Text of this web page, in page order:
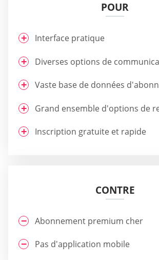
POUR
Interface pratique
Diverses options de
Vaste base de données
Grand ensemble d'options de
Inscription gratuite et rapide
CONTRE
Abonnement premium cher
Pas d'application mobile